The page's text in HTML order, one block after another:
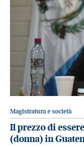
Magistratura e società
Il prezzo di
(donna) in